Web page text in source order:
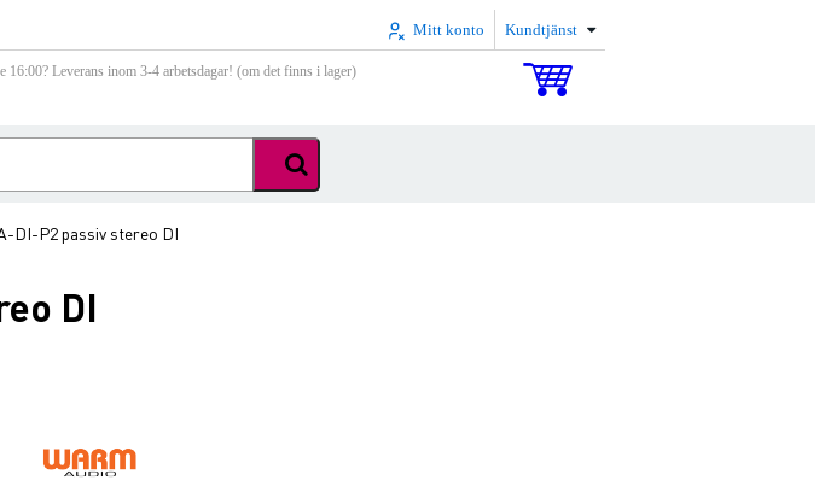
Mitt konto Kundtjänst
16:00? Leverans inom 3-4 arbetsdagar! (om det finns i lager)
DI-P2 passiv stereo DI
DI